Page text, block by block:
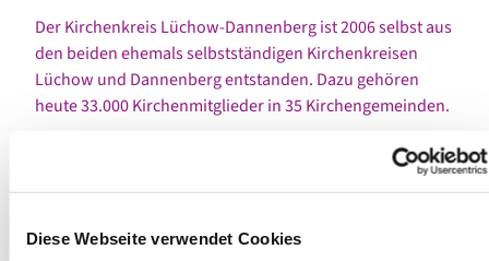
Diese Webseite verwendet Cookies
Der Kirchenkreis Lüchow-Dannenberg ist 2006 selbst aus
den beiden ehemals selbstständigen Kirchenkreisen
Lüchow und Dannenberg entstanden. Dazu gehören
heute 33.000 Kirchenmitglieder in 35 Kirchengemeinden.
Strukturwandel der Kirchengemeinden in der Region